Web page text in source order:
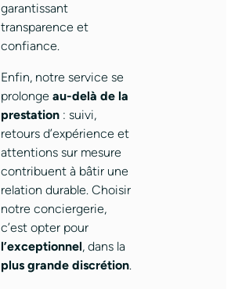
garantissant
transparence et
confiance.
Enfin, notre service se
prolonge au-delà de la
prestation : suivi,
retours d’expérience et
attentions sur mesure
contribuent à bâtir une
relation durable. Choisir
notre conciergerie,
c’est opter pour
l’exceptionnel, dans la
plus grande discrétion.